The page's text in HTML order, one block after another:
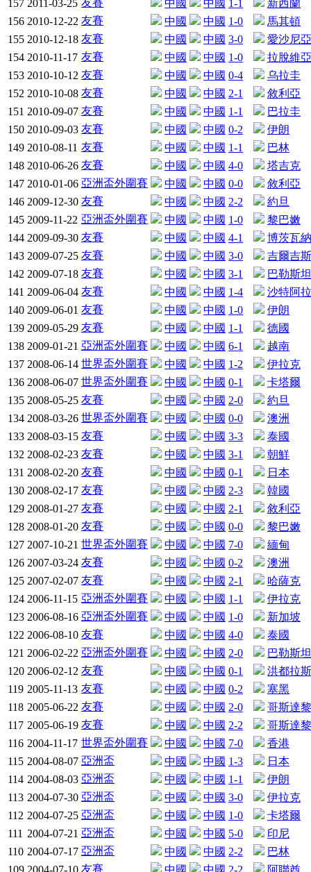
157 2011-03-25 友賽 中國 中國 1-1
新西蘭
156 2010-12-22 友賽 中國 中國 1-0
馬其頓
155 2010-12-18 友賽 中國 中國 3-0
愛沙尼亞
154 2010-11-17 友賽 中國 中國 1-0
拉脫維亞
153 2010-10-12 友賽 中國 中國 0-4
乌拉圭
152 2010-10-08 友賽 中國 中國 2-1
敘利亞
151 2010-09-07 友賽 中國 中國 1-1
巴拉圭
150 2010-09-03 友賽 中國 中國 0-2
伊朗
149 2010-08-11 友賽 中國 中國 1-1
巴林
148 2010-06-26 友賽 中國 中國 4-0
塔吉克
147 2010-01-06 亞洲盃外圍賽 中國 中國 0-0
敘利亞
146 2009-12-30 友賽 中國 中國 2-2
約旦
145 2009-11-22 亞洲盃外圍賽 中國 中國 1-0
黎巴嫩
144 2009-09-30 友賽 中國 中國 4-1
博茨瓦納
143 2009-07-25 友賽 中國 中國 3-0
吉爾吉斯
142 2009-07-18 友賽 中國 中國 3-1
巴勒斯坦
141 2009-06-04 友賽 中國 中國 1-4
沙特阿
140 2009-06-01 友賽 中國 中國 1-0
伊朗
139 2009-05-29 友賽 中國 中國 1-1
德國
138 2009-01-21 亞洲盃外圍賽 中國 中國 6-1
越南
137 2008-06-14 世界盃外圍賽 中國 中國 1-2
伊拉克
136 2008-06-07 世界盃外圍賽 中國 中國 0-1
卡塔爾
135 2008-05-25 友賽 中國 中國 2-0
約旦
134 2008-03-26 世界盃外圍賽 中國 中國 0-0
澳洲
133 2008-03-15 友賽 中國 中國 3-3
泰國
132 2008-02-23 友賽 中國 中國 3-1
朝鮮
131 2008-02-20 友賽 中國 中國 0-1
日本
130 2008-02-17 友賽 中國 中國 2-3
韓國
129 2008-01-27 友賽 中國 中國 2-1
敘利亞
128 2008-01-20 友賽 中國 中國 0-0
黎巴嫩
127 2007-10-21 世界盃外圍賽 中國 中國 7-0
緬甸
126 2007-03-24 友賽 中國 中國 0-2
澳洲
125 2007-02-07 友賽 中國 中國 2-1
哈薩克
124 2006-11-15 亞洲盃外圍賽 中國 中國 1-1
伊拉克
123 2006-08-16 亞洲盃外圍賽 中國 中國 1-0
新加坡
122 2006-08-10 友賽 中國 中國 4-0
泰國
121 2006-02-22 亞洲盃外圍賽 中國 中國 2-0
巴勒斯坦
120 2006-02-12 友賽 中國 中國 0-1
洪都拉斯
119 2005-11-13 友賽 中國 中國 0-2
塞黑
118 2005-06-22 友賽 中國 中國 2-0
哥斯達
117 2005-06-19 友賽 中國 中國 2-2
哥斯達
116 2004-11-17 世界盃外圍賽 中國 中國 7-0
香港
115 2004-08-07 亞洲盃 中國 中國 1-3
日本
114 2004-08-03 亞洲盃 中國 中國 1-1
伊朗
113 2004-07-30 亞洲盃 中國 中國 3-0
伊拉克
112 2004-07-25 亞洲盃 中國 中國 1-0
卡塔爾
111 2004-07-21 亞洲盃 中國 中國 5-0
印尼
110 2004-07-17 亞洲盃 中國 中國 2-2
巴林
109 2004-07-10 友賽 中國 中國 2-2 阿聯酋